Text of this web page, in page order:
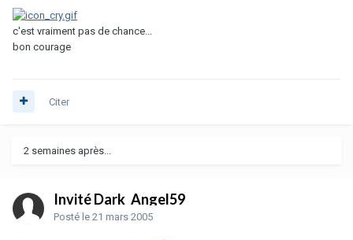
c'est vraiment pas de chance...
bon courage
Citer
2 semaines après...
Invité Dark_Angel59
Posté le 21 mars 2005